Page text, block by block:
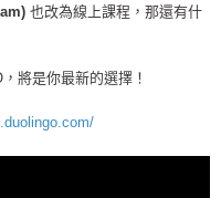
也改為線上課程，那還有什
將是你最新的選擇！